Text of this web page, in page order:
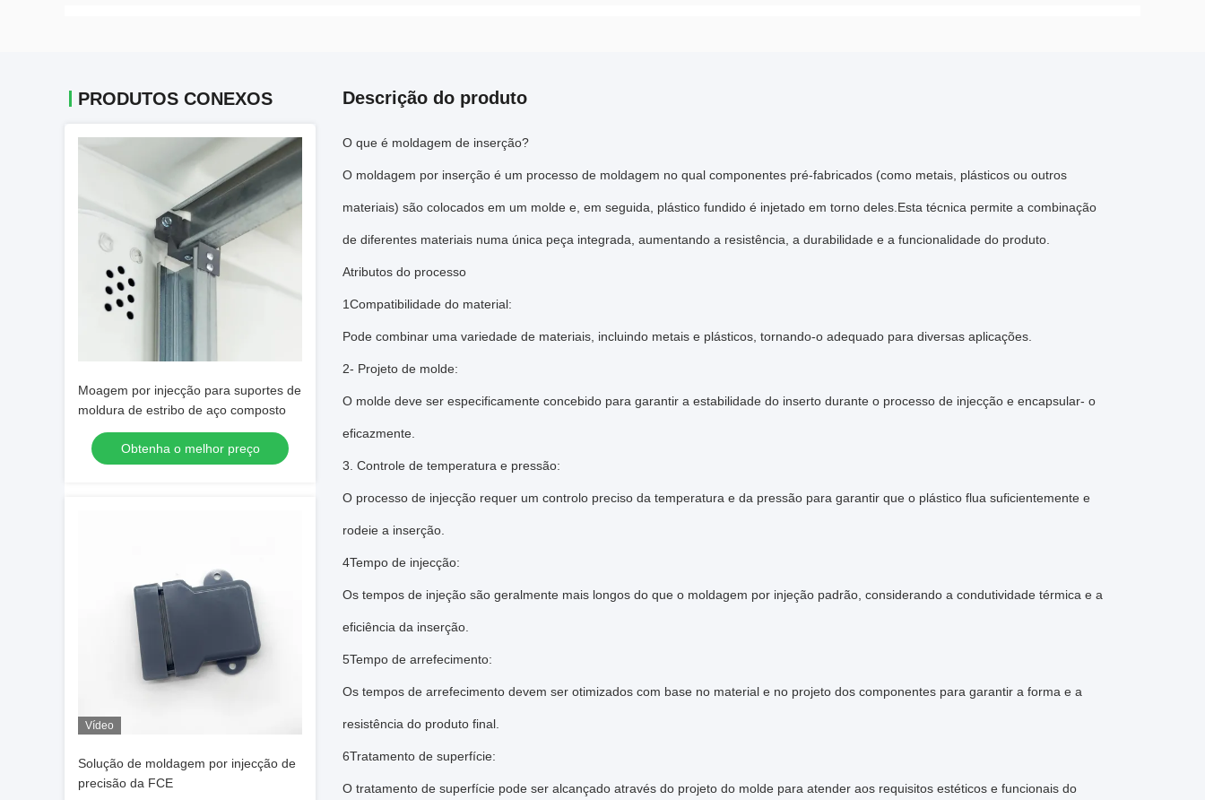
PRODUTOS CONEXOS
Moagem por injecção para suportes de
moldura de estribo de aço composto
Obtenha o melhor preço
Vídeo
Solução de moldagem por injecção de
precisão da FCE
Descrição do produto
O que é moldagem de inserção?
O moldagem por inserção é um processo de moldagem no qual componentes pré-fabricados (como metais, plásticos ou outros
materiais) são colocados em um molde e, em seguida, plástico fundido é injetado em torno deles.Esta técnica permite a combinação
de diferentes materiais numa única peça integrada, aumentando a resistência, a durabilidade e a funcionalidade do produto.
Atributos do processo
1Compatibilidade do material:
Pode combinar uma variedade de materiais, incluindo metais e plásticos, tornando-o adequado para diversas aplicações.
2- Projeto de molde:
O molde deve ser especificamente concebido para garantir a estabilidade do inserto durante o processo de injecção e encapsular- o
eficazmente.
3. Controle de temperatura e pressão:
O processo de injecção requer um controlo preciso da temperatura e da pressão para garantir que o plástico flua suficientemente e
rodeie a inserção.
4Tempo de injecção:
Os tempos de injeção são geralmente mais longos do que o moldagem por injeção padrão, considerando a condutividade térmica e a
eficiência da inserção.
5Tempo de arrefecimento:
Os tempos de arrefecimento devem ser otimizados com base no material e no projeto dos componentes para garantir a forma e a
resistência do produto final.
6Tratamento de superfície:
O tratamento de superfície pode ser alcançado através do projeto do molde para atender aos requisitos estéticos e funcionais do